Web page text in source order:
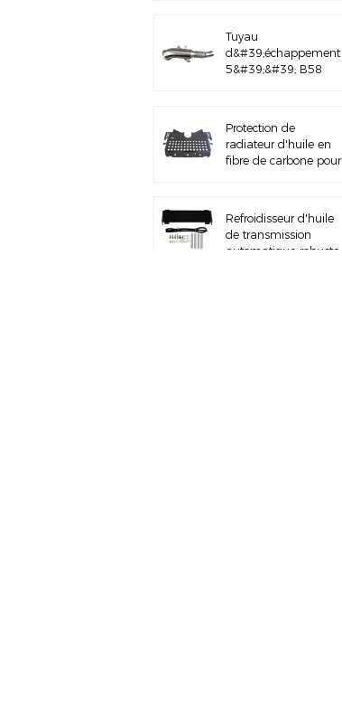
Tuyau
d&#39;échappement
5&#39;&#39; B58
Protection de
radiateur d'huile en
fibre de carbone pour
Refroidisseur d'huile
de transmission
automatique robuste